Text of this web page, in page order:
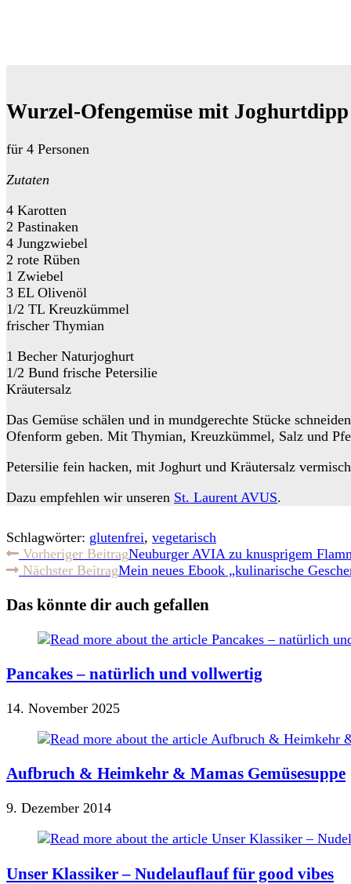
Wurzel-Ofengemüse mit Joghurtdipp
für 4 Personen
Zutaten
4 Karotten
2 Pastinaken
4 Jungzwiebel
2 rote Rüben
1 Zwiebel
3 EL Olivenöl
1/2 TL Kreuzkümmel
frischer Thymian
1 Becher Naturjoghurt
1/2 Bund frische Petersilie
Kräutersalz
Das Gemüse schälen und in mundgerechte Stücke
Ofenform geben. Mit Thymian, Kreuzkümmel, Salz und
Petersilie fein hacken, mit Joghurt und Kräutersalz
Dazu empfehlen wir unseren St. Laurent AVUS.
Schlagwörter: glutenfrei, vegetarisch
Weitere
Artikel
ansehen
Vorheriger BeitragNeuburger AVIA zu knusprigem
Nächster BeitragMein neues Ebook „kulinarische
Das könnte dir auch gefallen
Pancakes – natürlich und vollwertig
14. November 2025
Aufbruch & Heimkehr & Mamas Gemüsesuppe
9. Dezember 2014
Unser Klassiker – Nudelauflauf für good vibes